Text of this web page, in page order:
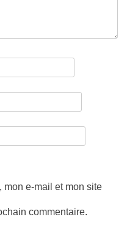
mon e-mail et mon site
commentaire.